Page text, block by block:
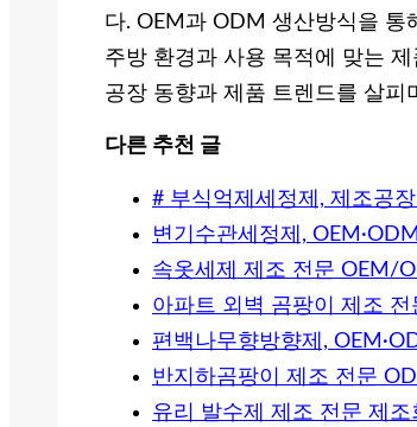
다. OEM과 ODM 생산방식을 통
주방 환경과 사용 목적에 맞는
공장 동향과 제품 트렌드를 살
다른 추천 글
# 부식억제세정제, 제조공
변기수관세정제,
속옷세제 제조 전문 OEM/
아파트 외벽 곰팡이 제조 전
편백나무향방향제,
반지하곰팡이 제조 전문
유리 발수제 제조 전문 제